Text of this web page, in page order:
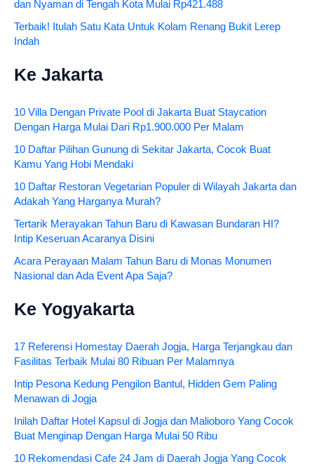
dan Nyaman di Tengah Kota Mulai Rp421.488
Terbaik! Itulah Satu Kata Untuk Kolam Renang Bukit Lerep
Indah
Ke Jakarta
10 Villa Dengan Private Pool di Jakarta Buat Staycation
Dengan Harga Mulai Dari Rp1.900.000 Per Malam
10 Daftar Pilihan Gunung di Sekitar Jakarta, Cocok Buat
Kamu Yang Hobi Mendaki
10 Daftar Restoran Vegetarian Populer di Wilayah Jakarta dan
Adakah Yang Harganya Murah?
Tertarik Merayakan Tahun Baru di Kawasan Bundaran HI?
Intip Keseruan Acaranya Disini
Acara Perayaan Malam Tahun Baru di Monas Monumen
Nasional dan Ada Event Apa Saja?
Ke Yogyakarta
17 Referensi Homestay Daerah Jogja, Harga Terjangkau dan
Fasilitas Terbaik Mulai 80 Ribuan Per Malamnya
Intip Pesona Kedung Pengilon Bantul, Hidden Gem Paling
Menawan di Jogja
Inilah Daftar Hotel Kapsul di Jogja dan Malioboro Yang Cocok
Buat Menginap Dengan Harga Mulai 50 Ribu
10 Rekomendasi Cafe 24 Jam di Daerah Jogja Yang Cocok